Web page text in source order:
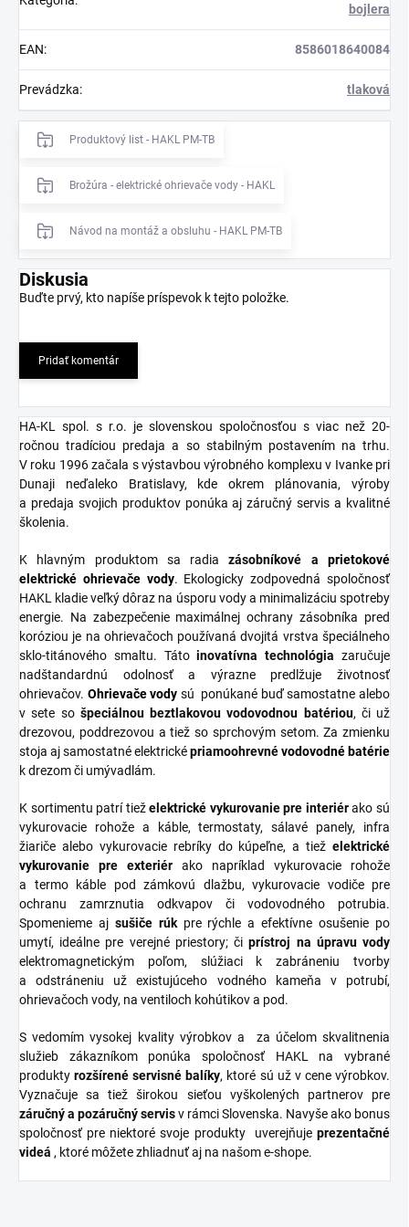
bojlera
EAN: 8586018640084
Prevádzka: tlaková
Produktový list - HAKL PM-TB
Brožúra - elektrické ohrievače vody - HAKL
Návod na montáž a obsluhu - HAKL PM-TB
Diskusia
Buďte prvý, kto napíše príspevok k tejto položke.
Pridať komentár
HA-KL spol. s r.o. je slovenskou spoločnosťou s viac než 20-
ročnou tradíciou predaja a so stabilným postavením na trhu.
V roku 1996 začala s výstavbou výrobného komplexu v Ivanke pri
Dunaji neďaleko Bratislavy, kde okrem plánovania, výroby
a predaja svojich produktov ponúka aj záručný servis a kvalitné
školenia.
K hlavným produktom sa radiazásobníkové aprietokové
elektrické ohrievače vody. Ekologicky zodpovedná spoločnosť
HAKL kladie veľký dôraz na úsporu vody a minimalizáciu spotreby
energie. Na zabezpečenie maximálnej ochrany zásobníka pred
koróziou je na ohrievačoch používaná dvojitá vrstva špeciálneho
sklo-titánového smaltu. Tátoinovatívna technológia zaručuje
nadštandardnú odolnosť a výrazne predlžuje životnosť
ohrievačov. Ohrievače vody sú ponúkané buď samostatne alebo
v sete so špeciálnou beztlakovou vodovodnou batériou, či už
drezovou, poddrezovou a tiež so sprchovým setom. Za zmienku
stoja aj samostatné elektricképriamoohrevnévodovodné batérie
k drezom či umývadlám.
K sortimentu patrí tieželektrické vykurovanie pre interiérako sú
vykurovacie rohože a káble, termostaty, sálavé panely, infra
žiariče alebo vykurovacie rebríky do kúpeľne, a tiež elektrické
vykurovanie pre exteriér ako napríklad vykurovacie rohože
a termo káble pod zámkovú dlažbu, vykurovacie vodiče pre
ochranu zamrznutia odkvapov či vodovodného potrubia.
Spomenieme aj sušiče rúkpre rýchle a efektívne osušenie po
umytí, ideálne pre verejné priestory; čiprístroj na úpravu vody
elektromagnetickým poľom, slúžiaci k zabráneniu tvorby
a odstráneniu už existujúceho vodného kameňa v potrubí,
ohrievačoch vody, na ventiloch kohútikov a pod.
S vedomím vysokej kvality výrobkov a za účelom skvalitnenia
služieb zákazníkom ponúka spoločnosť HAKL na vybrané
produktyrozšírené servisné balíky, ktoré sú už v cene výrobkov.
Vyznačuje sa tiež širokou sieťou vyškolených partnerov pre
záručný a pozáručný servisv rámci Slovenska. Navyše ako bonus
spoločnosť pre niektoré svoje produkty uverejňuje prezentačné
videá , ktoré môžete zhliadnuť aj na našom e-shope.